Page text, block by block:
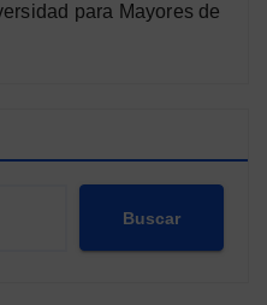
para Mayores de
Buscar